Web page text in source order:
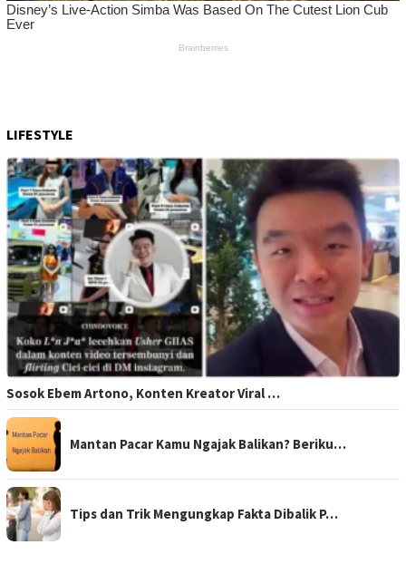
LIFESTYLE
Sosok Ebem Artono, Konten Kreator Viral …
Mantan Pacar Kamu Ngajak Balikan? Beriku…
Tips dan Trik Mengungkap Fakta Dibalik P…